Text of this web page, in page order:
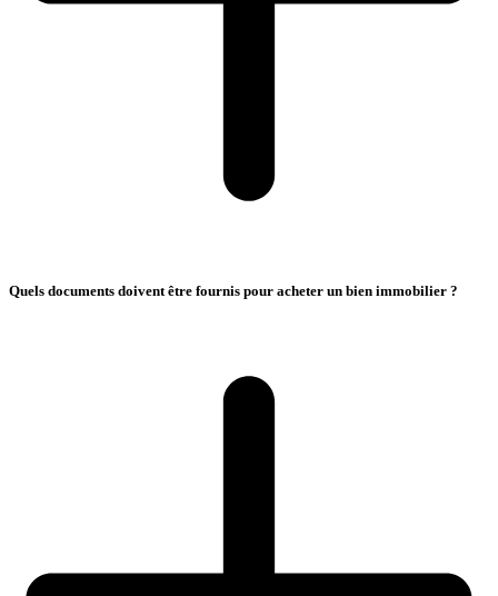
Quels documents doivent être fournis pour acheter un bien immobilier ?